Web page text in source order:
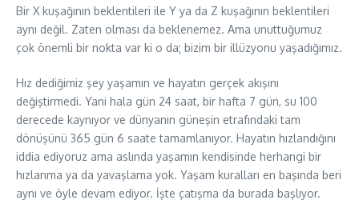
Bir X kuşağının beklentileri ile Y ya da Z kuşağının beklentileri
aynı değil. Zaten olması da beklenemez. Ama unuttuğumuz
çok önemli bir nokta var ki o da; bizim bir illüzyonu yaşadığımız.
Hız dediğimiz şey yaşamın ve hayatın gerçek akışını
değiştirmedi. Yani hala gün 24 saat, bir hafta 7 gün, su 100
derecede kaynıyor ve dünyanın güneşin etrafındaki tam
dönüşünü 365 gün 6 saate tamamlanıyor. Hayatın hızlandığını
iddia ediyoruz ama aslında yaşamın kendisinde herhangi bir
hızlanma ya da yavaşlama yok. Yaşam kuralları en başında beri
aynı ve öyle devam ediyor. İşte çatışma da burada başlıyor.